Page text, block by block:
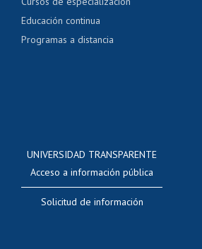
Educación continua
Programas a distancia
UNIVERSIDAD TRANSPARENTE
Acceso a información pública
Solicitud de información